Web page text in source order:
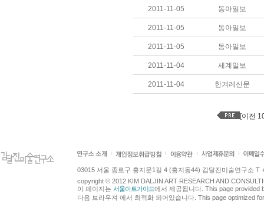
2011-11-05 동아일보
2011-11-05 동아일보
2011-11-05 동아일보
2011-11-04 세계일보
2011-11-04 한겨레신문
[이전
03015 서울 종로구 홍지문1길 4 (홍지동44) 김달진미술연구소 T
copyright © 2012 KIM DALJIN ART RESEARCH AND
이 페이지는 서울아트가이드에서 제공됩니다. This page provided
다음 브라우져 에서 최적화 되어있습니다. This page optimized